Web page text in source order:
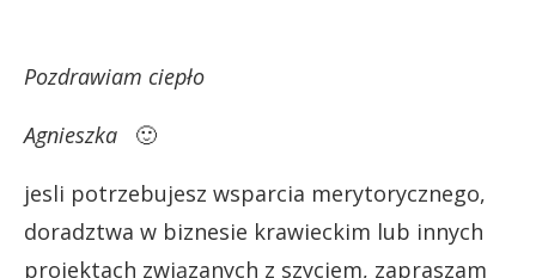
Pozdrawiam ciepło
Agnieszka 🙂
jesli potrzebujesz wsparcia merytorycznego,
doradztwa w biznesie krawieckim lub innych
projektach związanych z szyciem, zapraszam